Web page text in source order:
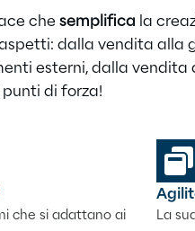
che semplifica la
dalla vendita alla
esterni, dalla
di forza!
che si adattano ai
La